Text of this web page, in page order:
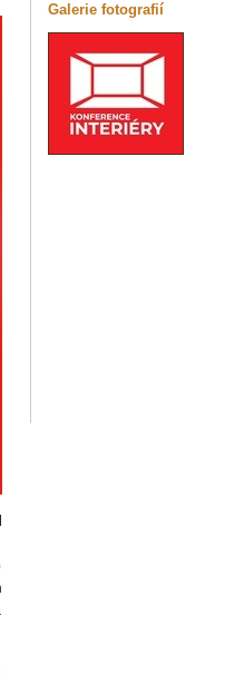
Galerie fotografií